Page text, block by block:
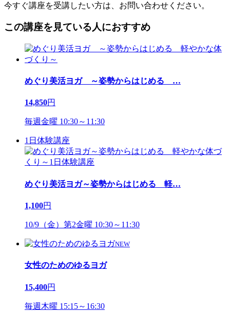
今すぐ講座を受講したい方は、お問い合わせください。
この講座を見ている人におすすめ
めぐり美活ヨガ ～姿勢からはじめる …
14,850円
毎週金曜 10:30～11:30
1日体験講座
めぐり美活ヨガ～姿勢からはじめる 軽…
1,100円
10/9（金）第2金曜 10:30～11:30
NEW
女性のためのゆるヨガ
15,400円
毎週木曜 15:15～16:30